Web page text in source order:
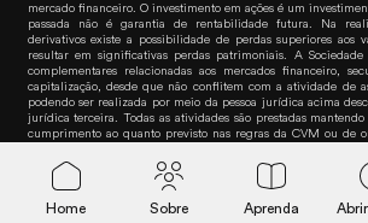
Home Sobre Aprenda
mercado financeiro. O investimento em ações é um
passada não é garantia de rentabilidade futura. Na
derivativos existe a possibilidade de perdas superiores aos
resultar em significativas perdas patrimoniais. A
complementares relacionadas aos mercados financeiro,
capitalização, desde que não conflitem com a atividade de
podendo ser realizada por meio da pessoa jurídica acima
jurídica terceira. Todas as atividades são prestadas
cumprimento ao quanto previsto nas regras da CVM ou de
investimentos. Para reclamações, contate a Ouvidoria da XP